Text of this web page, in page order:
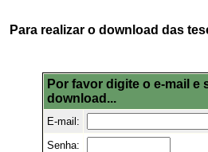
Para realizar o download das
Por favor digite o e-mail
download...
E-mail:
Senha: